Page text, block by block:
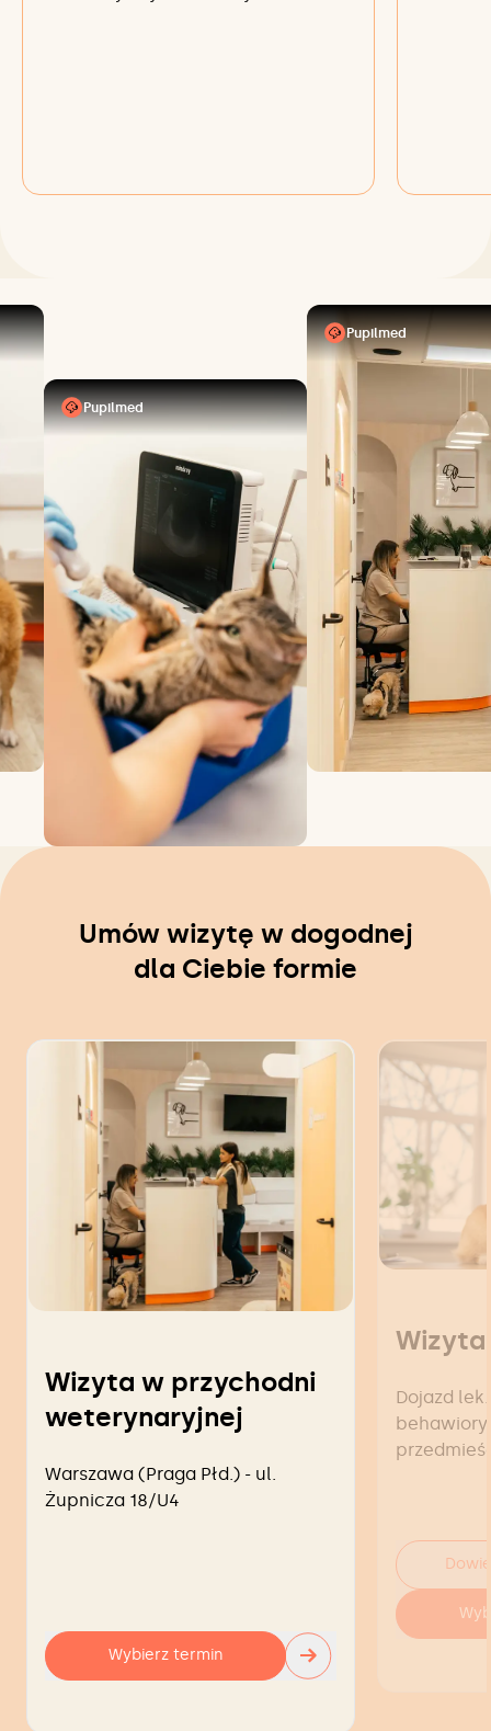
Pupilmed
Pupilmed
Umów wizytę w dogodnej
dla Ciebie formie
Wizyta w przychodni
weterynaryjnej
Warszawa (Praga Płd.) - ul.
Żupnicza 18/U4
Wybierz termin →
Wizyta
Dojazd